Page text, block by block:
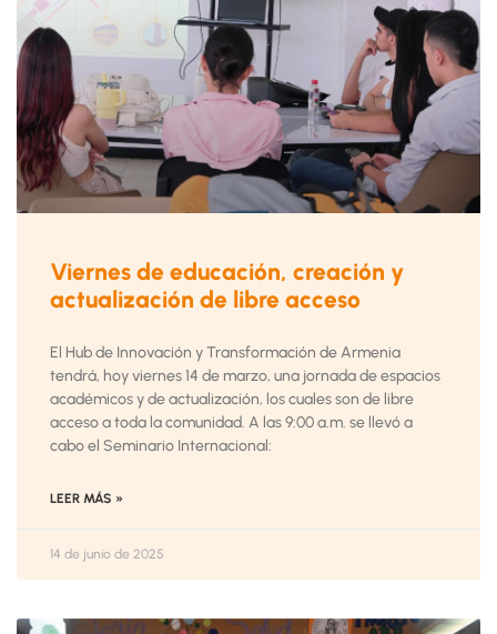
Viernes de educación, creación y
actualización de libre acceso
El Hub de Innovación y Transformación de Armenia
tendrá, hoy viernes 14 de marzo, una jornada de espacios
académicos y de actualización, los cuales son de libre
acceso a toda la comunidad. A las 9:00 a.m. se llevó a
cabo el Seminario Internacional:
LEER MÁS »
14 de junio de 2025